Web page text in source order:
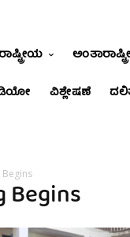
ವಿಶ್ಲೇಷಣೆ
Begins